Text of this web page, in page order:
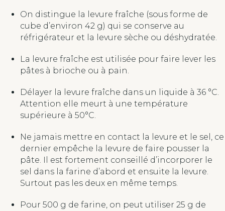
On distingue la levure fraîche (sous forme de
cube d’environ 42 g) qui se conserve au
réfrigérateur et la levure sèche ou déshydratée.
La levure fraîche est utilisée pour faire lever les
pâtes à brioche ou à pain.
Délayer la levure fraîche dans un liquide à 36 °C.
Attention elle meurt à une température
supérieure à 50°C.
Ne jamais mettre en contact la levure et le sel, ce
dernier empêche la levure de faire pousser la
pâte. Il est fortement conseillé d’incorporer le
sel dans la farine d’abord et ensuite la levure.
Surtout pas les deux en même temps.
Pour 500 g de farine, on peut utiliser 25 g de